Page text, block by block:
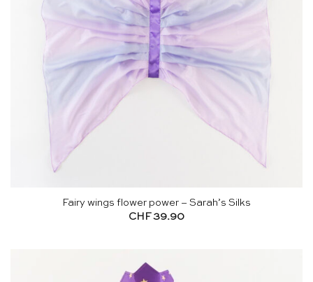
Fairy wings flower power – Sarah’s Silks
CHF39.90